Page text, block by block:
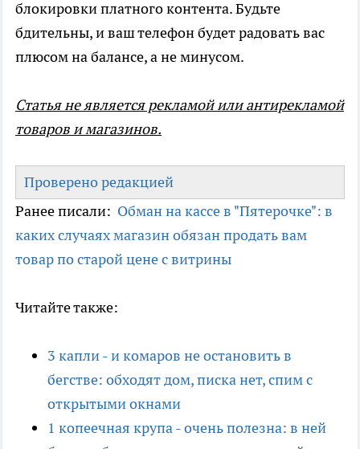
блокировки платного контента. Будьте
бдительны, и ваш телефон будет радовать вас
плюсом на балансе, а не минусом.
Статья не является рекламой или антирекламой
товаров и магазинов.
Проверено редакцией
Ранее писали: Обман на кассе в "Пятерочке": в
каких случаях магазин обязан продать вам
товар по старой цене с витрины
Читайте также:
3 капли - и комаров не остановить в
бегстве: обходят дом, писка нет, спим с
открытыми окнами
1 копеечная крупа - очень полезна: в ней